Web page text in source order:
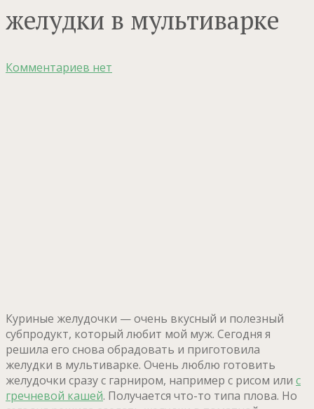
желудки в мультиварке
Комментариев нет
Куриные желудочки — очень вкусный и полезный
субпродукт, который любит мой муж. Сегодня я
решила его снова обрадовать и приготовила
желудки в мультиварке. Очень люблю готовить
желудочки сразу с гарниром, например с рисом или с
гречневой кашей. Получается что-то типа плова. Но